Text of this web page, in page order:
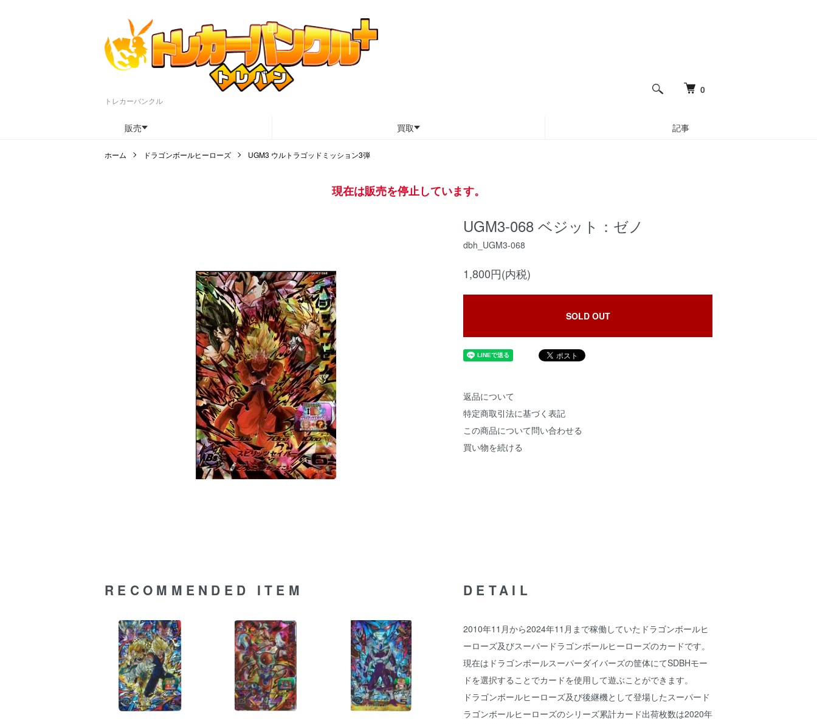
トレカーバンクル
0
販売 買取 記事
ホーム ドラゴンボールヒーローズ UGM3 ウルトラゴッドミッション3弾
現在は販売を停止しています。
UGM3-068 ベジット：ゼノ
dbh_UGM3-068
1,800円(内税)
SOLD OUT
返品について
特定商取引法に基づく表記
この商品について問い合わせる
買い物を続ける
DETAIL
2010年11月から2024年11月まで稼働していたドラゴンボールヒ
ーローズ及びスーパードラゴンボールヒーローズのカードです。
現在はドラゴンボールスーパーダイバーズの筐体にてSDBHモー
ドを選択することでカードを使用して遊ぶことができます。
ドラゴンボールヒーローズ及び後継機として登場したスーパード
ラゴンボールヒーローズのシリーズ累計カード出荷枚数は2020年
RECOMMENDED ITEM